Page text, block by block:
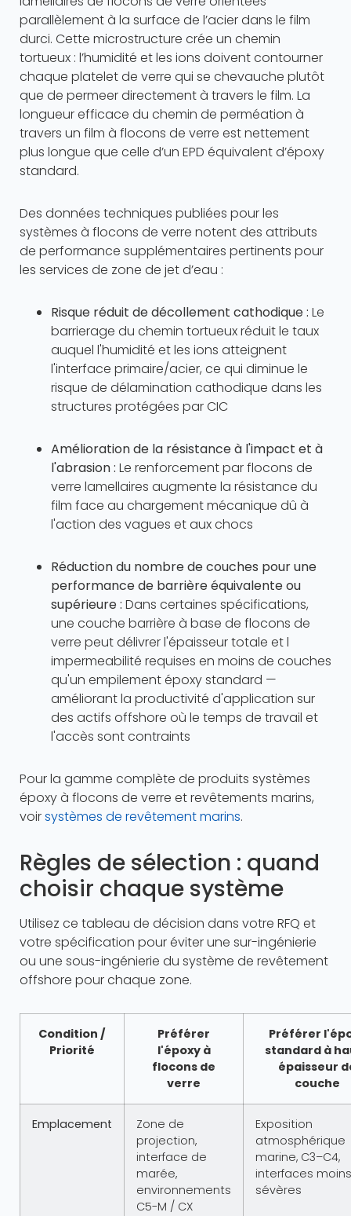
parallèlement à la surface de l’acier dans le film
durci. Cette microstructure crée un chemin
tortueux : l’humidité et les ions doivent contourner
chaque platelet de verre qui se chevauche plutôt
que de permeer directement à travers le film. La
longueur efficace du chemin de perméation à
travers un film à flocons de verre est nettement
plus longue que celle d’un EPD équivalent d’époxy
standard.
Des données techniques publiées pour les
systèmes à flocons de verre notent des attributs
de performance supplémentaires pertinents pour
les services de zone de jet d’eau :
Risque réduit de décollement cathodique : Le
barrierage du chemin tortueux réduit le taux
auquel l'humidité et les ions atteignent
l'interface primaire/acier, ce qui diminue le
risque de délamination cathodique dans les
structures protégées par CIC
Amélioration de la résistance à l'impact et à
l'abrasion : Le renforcement par flocons de
verre lamellaires augmente la résistance du
film face au chargement mécanique dû à
l'action des vagues et aux chocs
Réduction du nombre de couches pour une
performance de barrière équivalente ou
supérieure : Dans certaines spécifications,
une couche barrière à base de flocons de
verre peut délivrer l'épaisseur totale et l
impermeabilité requises en moins de couches
qu'un empilement époxy standard —
améliorant la productivité d'application sur
des actifs offshore où le temps de travail et
l'accès sont contraints
Pour la gamme complète de produits systèmes
époxy à flocons de verre et revêtements marins,
voirsystèmes de revêtement marins.
Règles de sélection : quand
choisir chaque système
Utilisez ce tableau de décision dans votre RFQ et
votre spécification pour éviter une sur-ingénierie
ou une sous-ingénierie du système de revêtement
offshore pour chaque zone.
Condition /
Priorité
Préférer
l'époxy à
flocons de
verre
Préférer
standard à
épaisseur
couche
Emplacement
Zone de
projection,
interface de
marée,
environnements
C5-M / CX
Exposition
atmosphérique
marine, C3–C4,
interfaces moins
sévères